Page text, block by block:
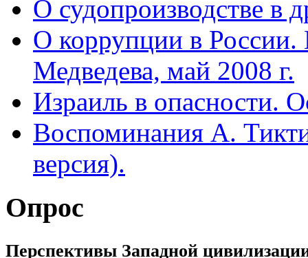
О судопроизводстве в
О коррупции в
Медведева, май 2008 г.
Израиль в опасности.
Воспоминания А.
версия).
Опрос
Перспективы Западной